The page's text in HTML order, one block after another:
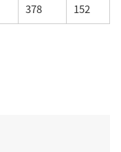
378 152